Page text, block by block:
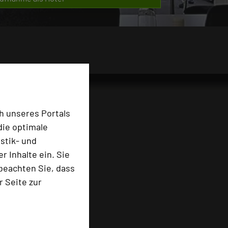
unseres Portals
optimale
und
Inhalte ein. Sie
Sie, dass
Seite zur